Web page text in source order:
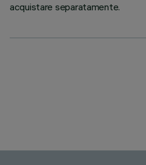
acquistare separatamente.